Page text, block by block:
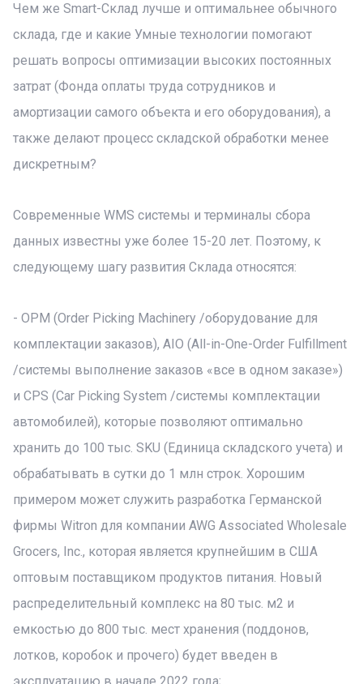
Чем же Smart-Склад лучше и оптимальнее обычного
склада, где и какие Умные технологии помогают
решать вопросы оптимизации высоких постоянных
затрат (Фонда оплаты труда сотрудников и
амортизации самого объекта и его оборудования), а
также делают процесс складской обработки менее
дискретным?
Современные WMS системы и терминалы сбора
данных известны уже более 15-20 лет. Поэтому, к
следующему шагу развития Склада относятся:
- OPM (Order Picking Machinery /оборудование для
комплектации заказов), AIO (All-in-One-Order Fulfillment
/системы выполнение заказов «все в одном заказе»)
и CPS (Car Picking System /системы комплектации
автомобилей), которые позволяют оптимально
хранить до 100 тыс. SKU (Единица складского учета) и
обрабатывать в сутки до 1 млн строк. Хорошим
примером может служить разработка Германской
фирмы Witron для компании AWG Associated Wholesale
Grocers, Inc., которая является крупнейшим в США
оптовым поставщиком продуктов питания. Новый
распределительный комплекс на 80 тыс. м2 и
емкостью до 800 тыс. мест хранения (поддонов,
лотков, коробок и прочего) будет введен в